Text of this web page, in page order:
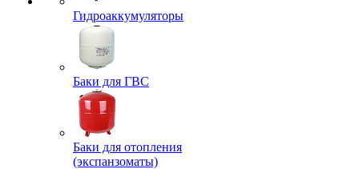
Гидроаккумуляторы
Баки для ГВС
Баки для отопления
(экспанзоматы)